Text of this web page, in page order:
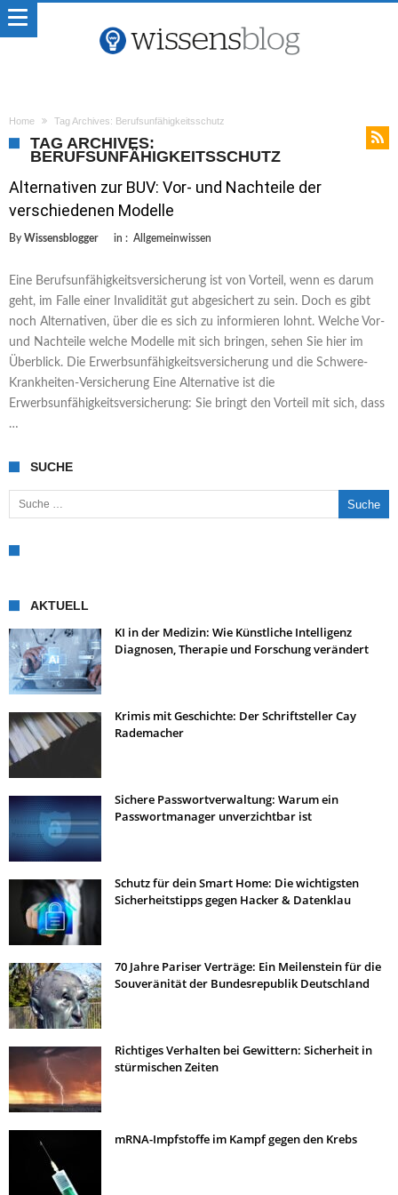
Home Tag Archives: Berufsunfähigkeitsschutz
TAG ARCHIVES:
BERUFSUNFÄHIGKEITSSCHUTZ
Alternativen zur BUV: Vor- und Nachteile der
verschiedenen Modelle
By Wissensblogger in : Allgemeinwissen
Eine Berufsunfähigkeitsversicherung ist von Vorteil, wenn es darum
geht, im Falle einer Invalidität gut abgesichert zu sein. Doch es gibt
noch Alternativen, über die es sich zu informieren lohnt. Welche Vor-
und Nachteile welche Modelle mit sich bringen, sehen Sie hier im
Überblick. Die Erwerbsunfähigkeitsversicherung und die Schwere-
Krankheiten-Versicherung Eine Alternative ist die
Erwerbsunfähigkeitsversicherung: Sie bringt den Vorteil mit sich, dass
…
SUCHE
Suche nach:
AKTUELL
KI in der Medizin: Wie Künstliche Intelligenz
Diagnosen, Therapie und Forschung verändert
Krimis mit Geschichte: Der Schriftsteller Cay
Rademacher
Sichere Passwortverwaltung: Warum ein
Passwortmanager unverzichtbar ist
Schutz für dein Smart Home: Die wichtigsten
Sicherheitstipps gegen Hacker & Datenklau
70 Jahre Pariser Verträge: Ein Meilenstein für die
Souveränität der Bundesrepublik Deutschland
Richtiges Verhalten bei Gewittern: Sicherheit in
stürmischen Zeiten
mRNA-Impfstoffe im Kampf gegen den Krebs